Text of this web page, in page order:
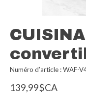
Numéro d’article : WAF-
139,99$CA